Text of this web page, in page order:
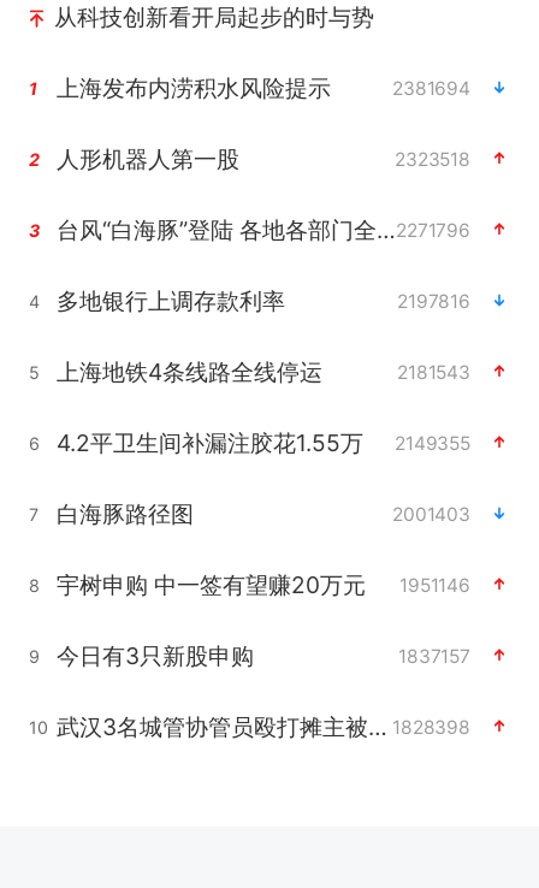
从科技创新看开局起步的时与势
1 上海发布内涝积水风险提示 2381694
2 人形机器人第一股 2323518
3 台风“白海豚”登陆 各地各部门全力应对2271796
4 多地银行上调存款利率 2197816
5 上海地铁4条线路全线停运 2181543
6 4.2平卫生间补漏注胶花1.55万 2149355
7 白海豚路径图 2001403
8 宇树申购 中一签有望赚20万元 1951146
9 今日有3只新股申购 1837157
10 武汉3名城管协管员殴打摊主被刑拘 1828398